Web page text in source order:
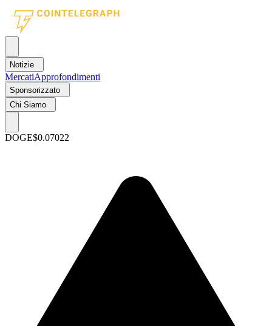
Notizie
MercatiApprofondimenti
Sponsorizzato
Chi Siamo
DOGE$0.07022